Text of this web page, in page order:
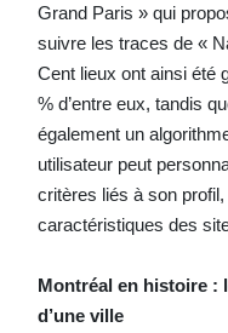
Grand Paris » qui
suivre les traces de «
Cent lieux ont ainsi été
% d’entre eux, tandis
également un
utilisateur peut
critères liés à son
caractéristiques des
Montréal en histoire :
d’une ville